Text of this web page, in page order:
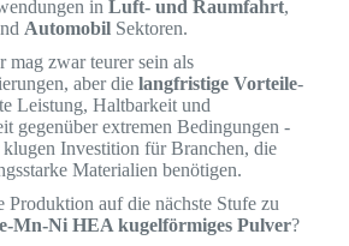
in Luft- und Raumfahrt,
AutomobilSektoren.
zwar teurer sein als
aber die langfristige Vorteile-
Leistung, Haltbarkeit und
gegenüber extremen Bedingungen -
klugen Investition für Branchen, die
Materialien benötigen.
Produktion auf die nächste Stufe zu
Mn-Ni HEA kugelförmiges Pulver?